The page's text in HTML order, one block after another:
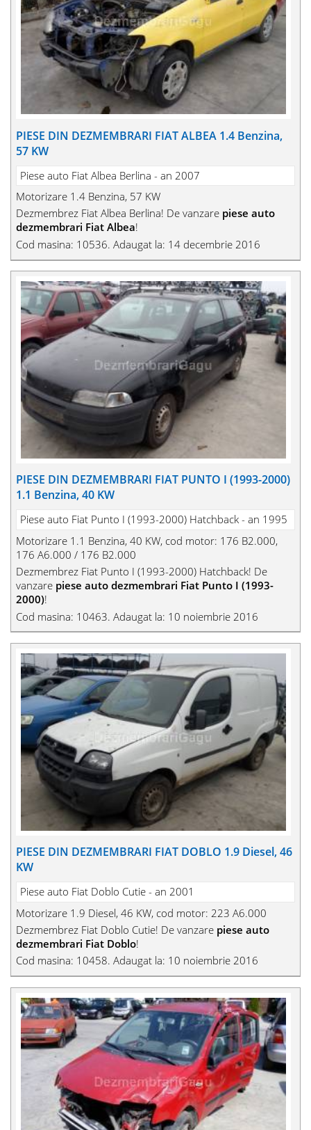
PIESE DIN DEZMEMBRARI FIAT ALBEA 1.4 Benzina,
57 KW
Piese auto Fiat Albea Berlina - an 2007
Motorizare 1.4 Benzina, 57 KW
Dezmembrez Fiat Albea Berlina! De vanzare piese auto
dezmembrari Fiat Albea!
Cod masina: 10536. Adaugat la: 14 decembrie 2016
PIESE DIN DEZMEMBRARI FIAT PUNTO I (1993-2000)
1.1 Benzina, 40 KW
Piese auto Fiat Punto I (1993-2000) Hatchback - an 1995
Motorizare 1.1 Benzina, 40 KW, cod motor: 176 B2.000,
176 A6.000 / 176 B2.000
Dezmembrez Fiat Punto I (1993-2000) Hatchback! De
vanzare piese auto dezmembrari Fiat Punto I (1993-
2000)!
Cod masina: 10463. Adaugat la: 10 noiembrie 2016
PIESE DIN DEZMEMBRARI FIAT DOBLO 1.9 Diesel, 46
KW
Piese auto Fiat Doblo Cutie - an 2001
Motorizare 1.9 Diesel, 46 KW, cod motor: 223 A6.000
Dezmembrez Fiat Doblo Cutie! De vanzare piese auto
dezmembrari Fiat Doblo!
Cod masina: 10458. Adaugat la: 10 noiembrie 2016